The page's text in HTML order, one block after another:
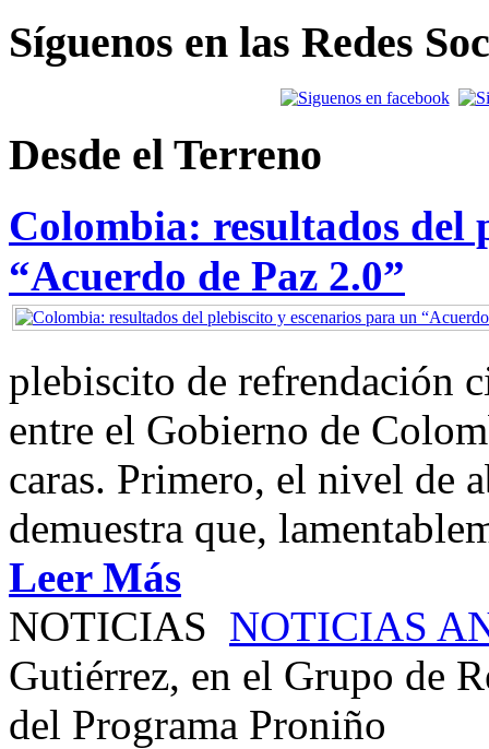
Síguenos en las Redes
Desde el Terreno
Colombia: resultados del
“Acuerdo de Paz 2.0”
plebiscito de refrendación
entre el Gobierno de
caras. Primero, el nivel de
demuestra que,
Leer Más
NOTICIAS NOTICIAS
Gutiérrez, en el Grupo de
del Programa Proniño